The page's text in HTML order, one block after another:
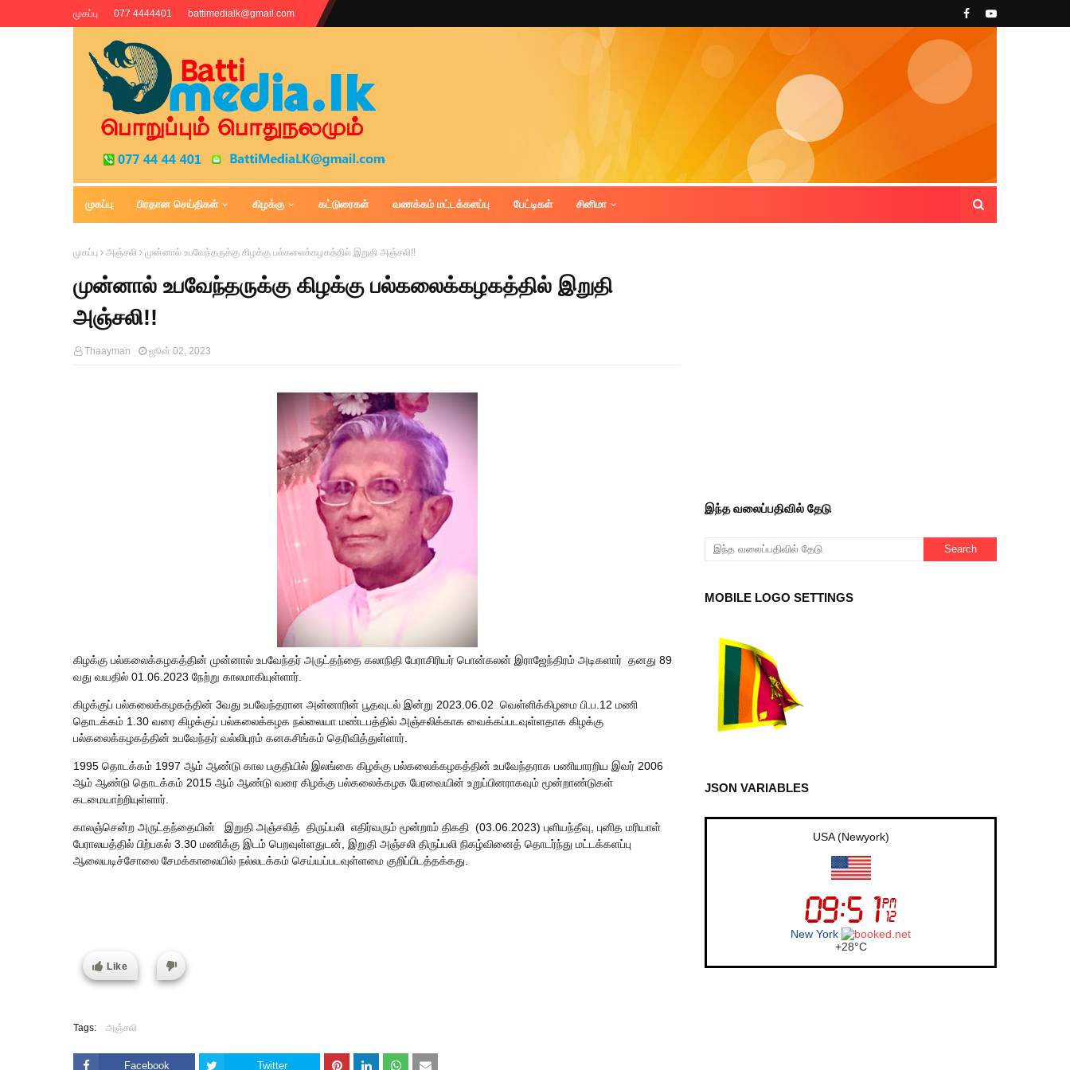
முகப்பு 077 4444401 battimedialk@gmail.com
Battimedia
முகப்பு பிரதான செய்திகள் கிழக்கு கட்டுரைகள் வணக்கம் மட்டக்களப்பு பேட்டிகள் சினிமா
முகப்பு அஞ்சலி முன்னால் உபவேந்தருக்கு கிழக்கு பல்கலைக்கழகத்தில் இறுதி அஞ்சலி!!
முன்னால் உபவேந்தருக்கு கிழக்கு பல்கலைக்கழகத்தில் இறுதி
அஞ்சலி!!
Thaayman ஜூன் 02, 2023
கிழக்கு பல்கலைக்கழகத்தின் முன்னால் உபவேந்தர் அருட்தந்தை கலாநிதி பேராசிரியர் பொன்கலன் இராஜேந்திரம் அடிகளார் தனது 89
வது வயதில் 01.06.2023 நேற்று காலமாகியுள்ளார்.
கிழக்குப் பல்கலைக்கழகத்தின் 3வது உபவேந்தரான அன்னாரின் பூதவுடல் இன்று 2023.06.02 வெள்ளிக்கிழமை பி.ப.12 மணி
தொடக்கம் 1.30 வரை கிழக்குப் பல்கலைக்கழக நல்லையா மண்டபத்தில் அஞ்சலிக்காக வைக்கப்படவுள்ளதாக கிழக்கு
பல்கலைக்கழகத்தின் உபவேந்தர் வல்லிபுரம் கனகசிங்கம் தெரிவித்துள்ளார்.
1995 தொடக்கம் 1997 ஆம் ஆண்டு கால பகுதியில் இலங்கை கிழக்கு பல்கலைக்கழகத்தின் உபவேந்தராக பணியாரறிய இவர் 2006
ஆம் ஆண்டு தொடக்கம் 2015 ஆம் ஆண்டு வரை கிழக்கு பல்கலைக்கழக பேரவையின் உறுப்பினராகவும் மூன்றாண்டுகள்
கடமையாற்றியுள்ளார்.
காலஞ்சென்ற அருட்தந்தையின் இறுதி அஞ்சலித் திருப்பலி எதிர்வரும் மூன்றாம் திகதி (03.06.2023) புளியந்தீவு, புனித மரியாள்
பேராலயத்தில் பிற்பகல் 3.30 மணிக்கு இடம் பெறவுள்ளதுடன், இறுதி அஞ்சலி திருப்பலி நிகழ்வினைத் தொடர்ந்து மட்டக்களப்பு
ஆலையடிச்சோலை சேமக்காலையில் நல்லடக்கம் செய்யப்படவுள்ளமை குறிப்பிடத்தக்கது.
Like
Tags: அஞ்சலி
Facebook Twitter
இந்த வலைப்பதிவில் தேடு
MOBILE LOGO SETTINGS
JSON VARIABLES
UK (London)
London
+24°C